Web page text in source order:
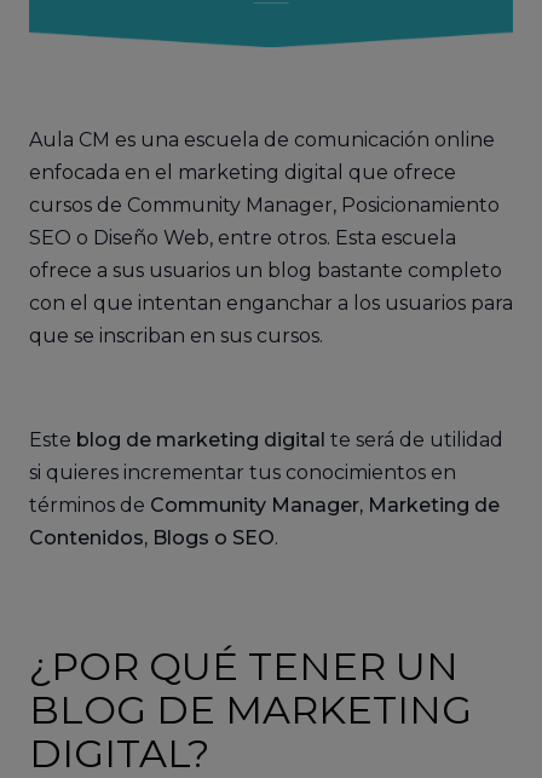
Aula CM es una escuela de comunicación online
enfocada en el marketing digital que ofrece
cursos de Community Manager, Posicionamiento
SEO o Diseño Web, entre otros. Esta escuela
ofrece a sus usuarios un blog bastante completo
con el que intentan enganchar a los usuarios para
que se inscriban en sus cursos.
Este blog de marketing digital te será de utilidad
si quieres incrementar tus conocimientos en
términos de Community Manager, Marketing de
Contenidos, Blogs o SEO.
¿POR QUÉ TENER UN
BLOG DE MARKETING
DIGITAL?